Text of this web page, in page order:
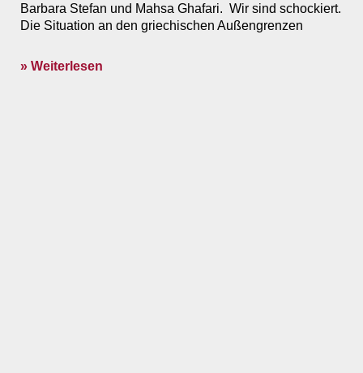
Barbara Stefan und Mahsa Ghafari. Wir sind schockiert.
Die Situation an den griechischen Außengrenzen
» Weiterlesen